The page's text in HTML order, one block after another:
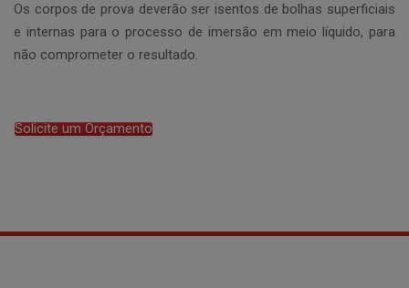
Os corpos de prova deverão ser isentos de bolhas superficiais
e internas para o processo de imersão em meio líquido, para
não comprometer o resultado.
Solicite um Orçamento